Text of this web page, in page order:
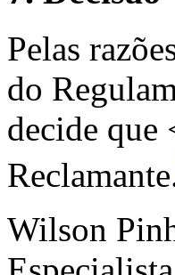
Pelas
do
decide que
Wilson